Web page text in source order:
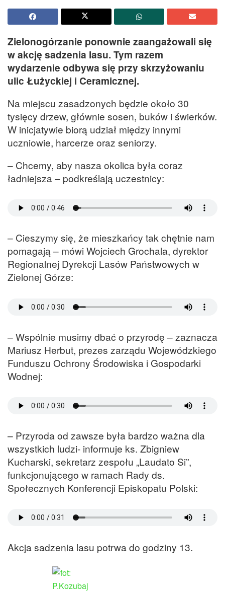
Zielonogórzanie ponownie zaangażowali się
w akcję sadzenia lasu. Tym razem
wydarzenie odbywa się przy skrzyżowaniu
ulic Łużyckiej i Ceramicznej.
Na miejscu zasadzonych będzie około 30
tysięcy drzew, głównie sosen, buków i świerków.
W inicjatywie biorą udział między innymi
uczniowie, harcerze oraz seniorzy.
– Chcemy, aby nasza okolica była coraz
ładniejsza – podkreślają uczestnicy:
– Cieszymy się, że mieszkańcy tak chętnie nam
pomagają – mówi Wojciech Grochala, dyrektor
Regionalnej Dyrekcji Lasów Państwowych w
Zielonej Górze:
– Wspólnie musimy dbać o przyrodę – zaznacza
Mariusz Herbut, prezes zarządu Wojewódzkiego
Funduszu Ochrony Środowiska i Gospodarki
Wodnej:
– Przyroda od zawsze była bardzo ważna dla
wszystkich ludzi- informuje ks. Zbigniew
Kucharski, sekretarz zespołu „Laudato Si”,
funkcjonującego w ramach Rady ds.
Społecznych Konferencji Episkopatu Polski:
Akcja sadzenia lasu potrwa do godziny 13.